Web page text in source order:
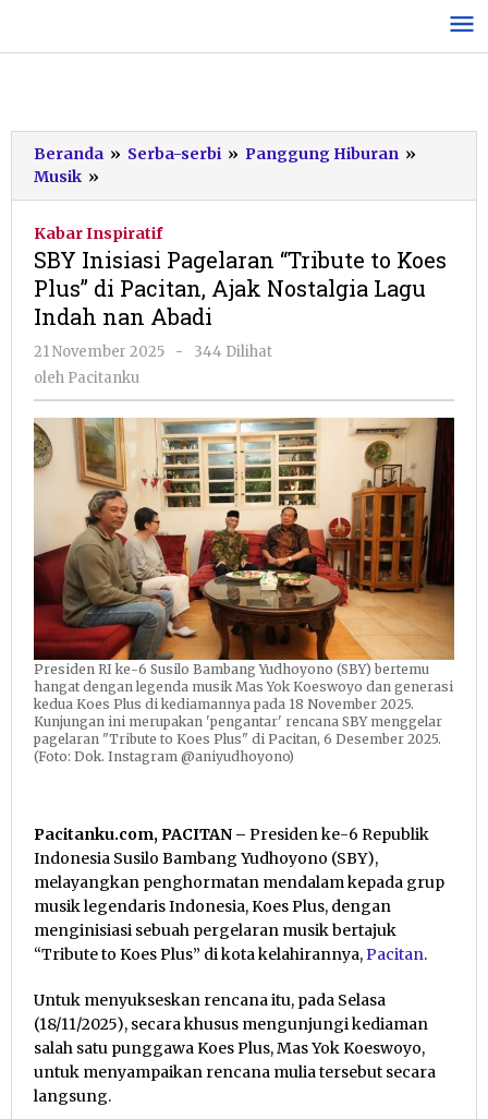
konten
Beranda » Serba-serbi » Panggung Hiburan »
Musik »
Inisiasi
"Tribute
to
Koes
Plus"
Pacitan,
Ajak
Nostalgia
Lagu
Indah
nan
Abadi
Kabar Inspiratif
SBY Inisiasi Pagelaran “Tribute to Koes
Plus” di Pacitan, Ajak Nostalgia Lagu
Indah nan Abadi
21 November 2025
oleh
-
344 Dilihat
oleh Pacitanku
Presiden RI ke-6 Susilo Bambang Yudhoyono (SBY) bertemu
hangat dengan legenda musik Mas Yok Koeswoyo dan generasi
kedua Koes Plus di kediamannya pada 18 November 2025.
Kunjungan ini merupakan 'pengantar' rencana SBY menggelar
pagelaran "Tribute to Koes Plus" di Pacitan, 6 Desember 2025.
(Foto: Dok. Instagram @aniyudhoyono)
Pacitanku.com, PACITAN – Presiden ke-6 Republik
Indonesia Susilo Bambang Yudhoyono (SBY),
melayangkan penghormatan mendalam kepada grup
musik legendaris Indonesia, Koes Plus, dengan
menginisiasi sebuah pergelaran musik bertajuk
“Tribute to Koes Plus” di kota kelahirannya,Pacitan.
Untuk menyukseskan rencana itu, pada Selasa
(18/11/2025), secara khusus mengunjungi kediaman
salah satu punggawa Koes Plus, Mas Yok Koeswoyo,
untuk menyampaikan rencana mulia tersebut secara
langsung.